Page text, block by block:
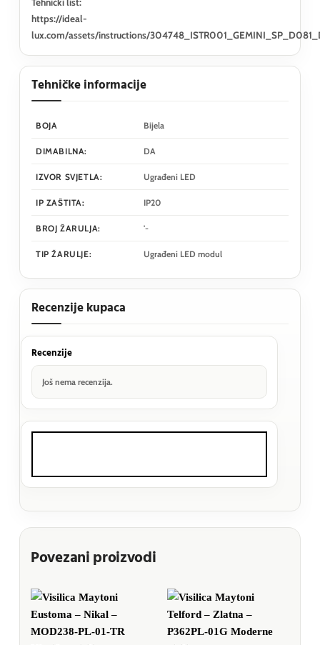
https://ideal-
lux.com/assets/instructions/
Tehničke informacije
BOJA Bijela
DIMABILNA: DA
IZVOR SVJETLA: Ugrađeni LED
IP ZAŠTITA: IP20
BROJ ŽARULJA: '-
TIP ŽARULJE: Ugrađeni LED modul
Recenzije kupaca
Recenzije
Još nema recenzija.
Povezani proizvodi